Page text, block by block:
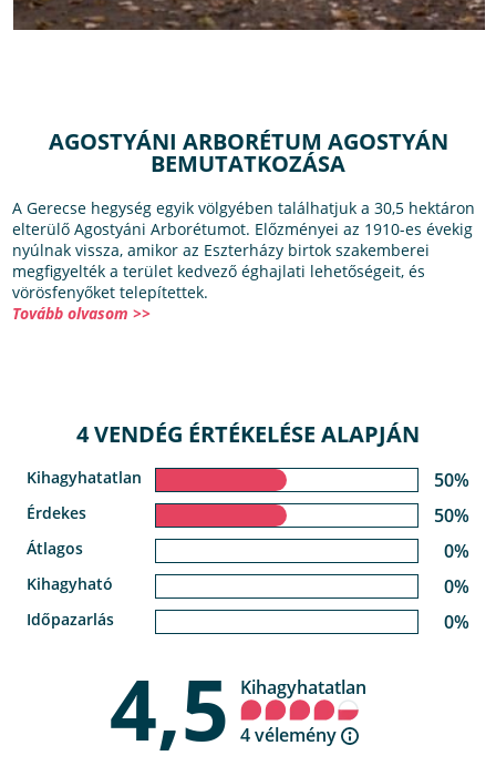
AGOSTYÁNI ARBORÉTUM AGOSTYÁN
BEMUTATKOZÁSA
A Gerecse hegység egyik völgyében találhatjuk a 30,5 hektáron
elterülő Agostyáni Arborétumot. Előzményei az 1910-es évekig
nyúlnak vissza, amikor az Eszterházy birtok szakemberei
megfigyelték a terület kedvező éghajlati lehetőségeit, és
vörösfenyőket telepítettek.
Tovább olvasom >>
4 VENDÉG ÉRTÉKELÉSE ALAPJÁN
Kihagyhatatlan 50%
Érdekes 50%
Átlagos 0%
Kihagyható 0%
Időpazarlás 0%
4,5
Kihagyhatatlan
4 vélemény